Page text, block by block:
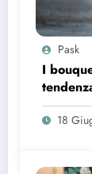
Pask
I
18